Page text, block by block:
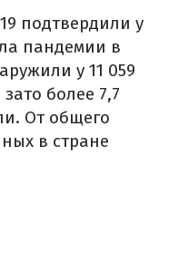
подтвердили у
пандемии в
у 11 059
более 7,7
От общего
в стране